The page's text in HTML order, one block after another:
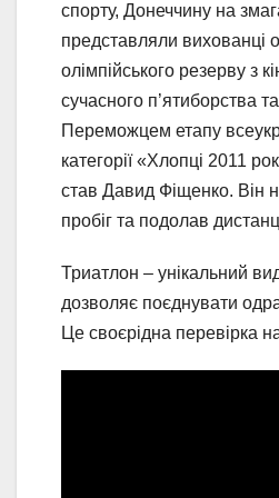
спорту, Донеччину на
представляли вихованці
олімпійського резерву з
сучасного п’ятиборства
Переможцем етапу
категорії «Хлопці 2011
став Давид Фіщенко. Він
пробіг та подолав
Триатлон – унікальний
дозволяє поєднувати
Це своєрідна перевірка